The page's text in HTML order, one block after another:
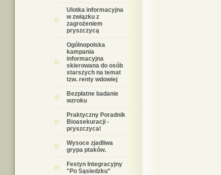
Ulotka informacyjna
w związku z
zagrożeniem
pryszczycą
Ogólnopolska
kampania
informacyjna
skierowana do osób
starszych na temat
tzw. renty wdowiej
Bezpłatne badanie
wzroku
Praktyczny Poradnik
Bioasekuracji -
pryszczyca!
Wysoce zjadliwa
grypa ptaków.
Festyn Integracyjny
"Po Sąsiedzku"